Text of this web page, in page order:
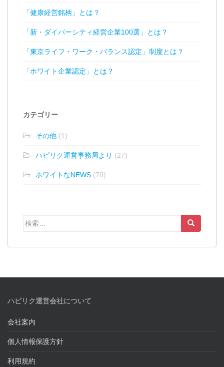
「健康経営銘柄」とは？
「新・ダイバーシティ経営企業100選」とは？
「東京ライフ・ワーク・バランス認定」制度とは？
「ホワイト企業認定」とは？
カテゴリー
その他 (1)
ハピリク運営事務局より (27)
ホワイトなNEWS (70)
検索:
ハピリク運営会社について
会社案内
個人情報保護方針
利用規約